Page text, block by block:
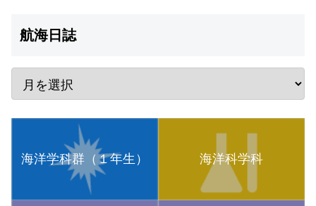
航海日誌
海洋学科群（１年生） 海洋科学科